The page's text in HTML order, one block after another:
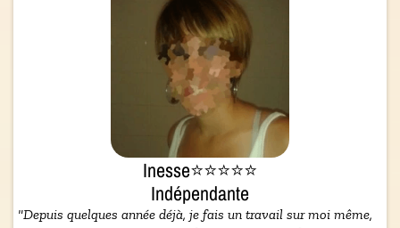
Inesse⭐⭐⭐⭐⭐
Indépendante
"Depuis quelques année déjà, je fais un travail sur moi même,